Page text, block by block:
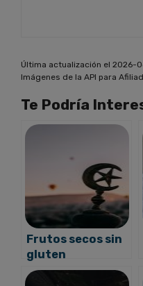
Última actualización el 2026-
Imágenes de la API para
Te Podría
Frutos secos sin
gluten